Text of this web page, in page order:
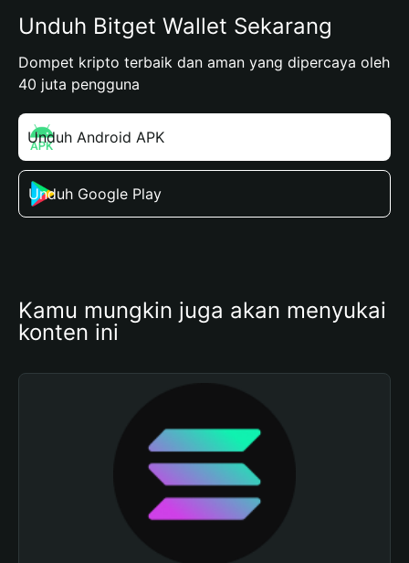
Unduh Bitget Wallet Sekarang
Dompet kripto terbaik dan aman yang dipercaya oleh
40 juta pengguna
Unduh Android APK
Unduh Google Play
Kamu mungkin juga akan menyukai
konten ini